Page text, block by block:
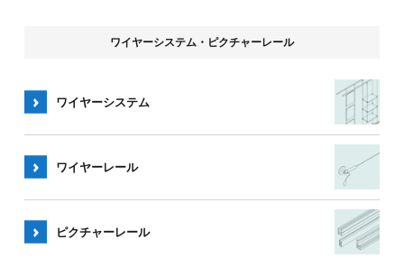
ワイヤーシステム・ピクチャーレール
ワイヤーシステム
ワイヤーレール
ピクチャーレール